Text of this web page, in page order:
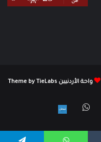
واحة الأردنيين Theme by TieLabs
تيلقرام واتساب